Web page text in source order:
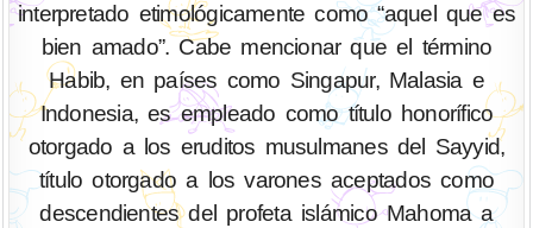
interpretado etimológicamente como “aquel que es
bien amado”. Cabe mencionar que el término
Habib, en países como Singapur, Malasia e
Indonesia, es empleado como título honorífico
otorgado a los eruditos musulmanes del Sayyid,
título otorgado a los varones aceptados como
descendientes del profeta islámico Mahoma a